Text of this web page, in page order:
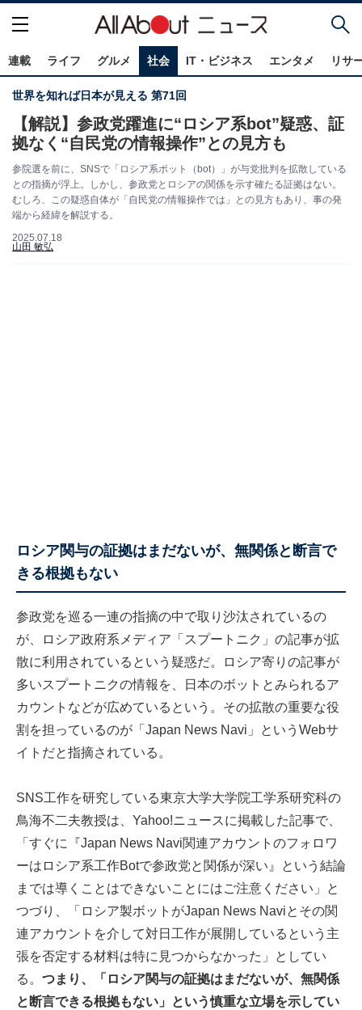
連載 ライフ グルメ 社会 IT・ビジネス エンタメ リサ
世界を知れば日本が見える 第71回
【解説】参政党躍進に“ロシア系bot”疑惑、証
拠なく“自民党の情報操作”との見方も
参院選を前に、SNSで「ロシア系ボット（bot）」が与党批判を拡散している
との指摘が浮上。しかし、参政党とロシアの関係を示す確たる証拠はない。
むしろ、この疑惑自体が「自民党の情報操作では」との見方もあり、事の発
端から経緯を解説する。
2025.07.18
山田 敏弘
ロシア関与の証拠はまだないが、無関係と断言で
きる根拠もない
参政党を巡る一連の指摘の中で取り沙汰されているの
が、ロシア政府系メディア「スプートニク」の記事が拡
散に利用されているという疑惑だ。ロシア寄りの記事が
多いスプートニクの情報を、日本のボットとみられるア
カウントなどが広めているという。その拡散の重要な役
割を担っているのが「Japan News Navi」というWebサ
イトだと指摘されている。
SNS工作を研究している東京大学大学院工学系研究科の
鳥海不二夫教授は、Yahoo!ニュースに掲載した記事で、
「すぐに『Japan News Navi関連アカウントのフォロワ
ーはロシア系工作Botで参政党と関係が深い』という結論
までは導くことはできないことにはご注意ください」と
つづり、「ロシア製ボットがJapan News Naviとその関
連アカウントを介して対日工作が展開しているという主
張を否定する材料は特に見つからなかった」としてい
る。 つまり、「ロシア関与の証拠はまだないが、無関係
と断言できる根拠もない」という慎重な立場を示してい